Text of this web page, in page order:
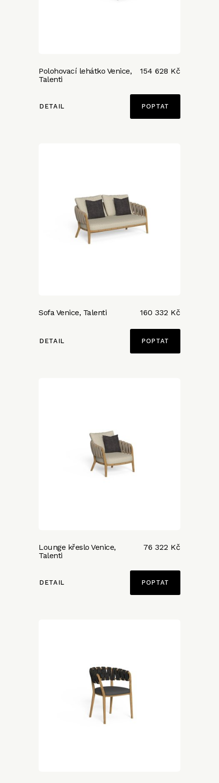
Polohovací lehátko Venice,
Talenti
154 628 Kč
DETAIL POPTAT
Sofa Venice, Talenti 160 332 Kč
DETAIL POPTAT
Lounge křeslo Venice,
Talenti
76 322 Kč
DETAIL POPTAT